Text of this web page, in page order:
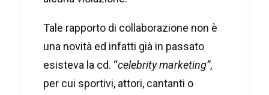
Tale rapporto di collaborazione non è
una novità ed infatti già in passato
esisteva la cd. “celebrity marketing”,
per cui sportivi, attori, cantanti o